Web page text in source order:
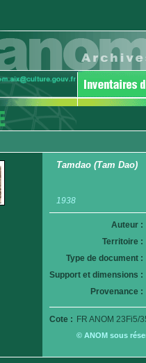
Tamdao (Tam Dao)
1938
Auteur :
Territoire :
Type de document :
Support et dimensions :
Provenance :
Cote : FR ANOM 23Fi5/
© ANOM sous